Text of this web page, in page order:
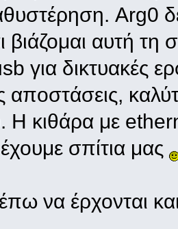
Arg0
βιάζομαι αυτή τη
για δικτυακές
αποστάσεις,
Η κιθάρα με
σπίτια μας
να έρχονται